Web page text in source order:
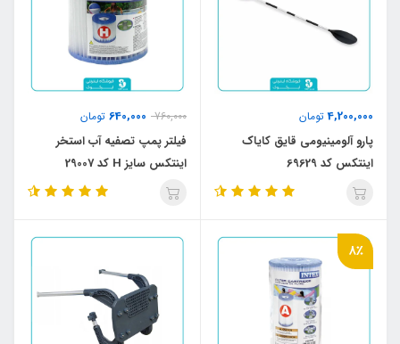
4,200,000تومان
پارو آلومینیومی قایق کایاک
اینتکس کد 69629
760,000
640,000 تومان
فیلتر پمپ تصفیه آب استخر
اینتکس سایز H کد 29007
8٪